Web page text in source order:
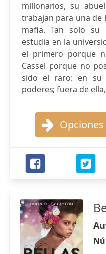
millonarios, su
trabajan para una de
mafia. Tan solo su
estudia en la
el primero porque
Cassel porque no
sido el raro: en su
poderes; fuera de